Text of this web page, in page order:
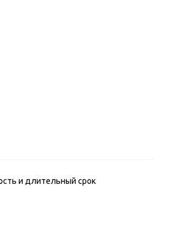
и длительный срок